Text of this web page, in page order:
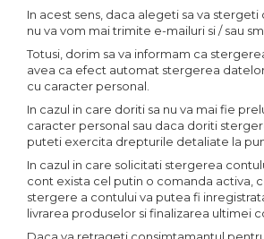
In acest sens, daca alegeti sa va
nu va vom mai trimite e-mailuri si / sau
Totusi, dorim sa va informam ca
avea ca efect automat stergerea
cu caracter personal.
In cazul in care doriti sa nu va mai fie
caracter personal sau daca doriti
puteti exercita drepturile detaliate la
In cazul in care solicitati stergerea
cont exista cel putin o comanda activa,
stergere a contului va putea fi
livrarea produselor si finalizarea ultimei